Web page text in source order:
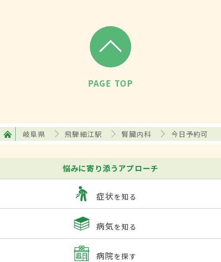
PAGE TOP
岐阜県 飛騨細江駅 腎臓内科 今日予約可
悩みに寄り添うアプローチ
症状を知る
病気を知る
病院を探す